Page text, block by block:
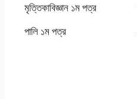
মৃত্তিকাবিজ্ঞান ১ম পত্র
পালি ১ম পত্র